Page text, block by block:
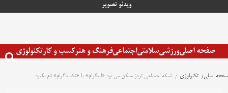
ویدئو تصویر
صفحه اصلیورزشیسلامتیاجتماعیفرهنگ و هنرکسب و کارتکنولوژی
صفحه اصلی تکنولوژی شبکه اجتماعی تردز ممکن می بود «اپیگرام» یا «تکستاگرام» نام بگیرد